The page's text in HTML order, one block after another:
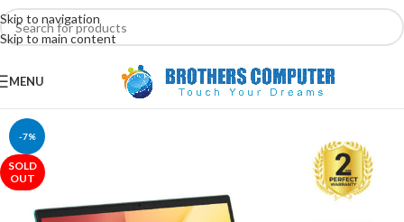
Skip to navigation
Skip to main content
MENU
-7%
SOLD
OUT